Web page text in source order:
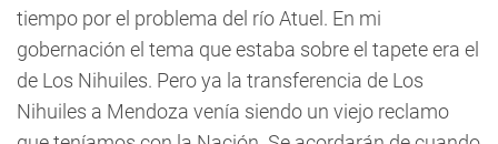
tiempo por el problema del río Atuel. En mi
gobernación el tema que estaba sobre el tapete era el
de Los Nihuiles. Pero ya la transferencia de Los
Nihuiles a Mendoza venía siendo un viejo reclamo